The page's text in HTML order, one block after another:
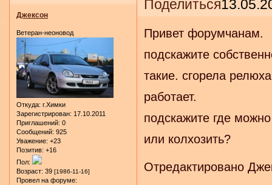
Поделиться
Джексон
Ветеран-неоновод
Откуда: г.Химки
Зарегистрирован: 17.10.2011
Приглашений: 0
Сообщений: 925
Уважение: +23
Позитив: +16
Пол:
Возраст: 39 [1986-11-16]
Провел на форуме:
Привет форумчанам.
подскажите
такие. сгорела
работает.
подскажите где
или колхозить?
Отредактировано